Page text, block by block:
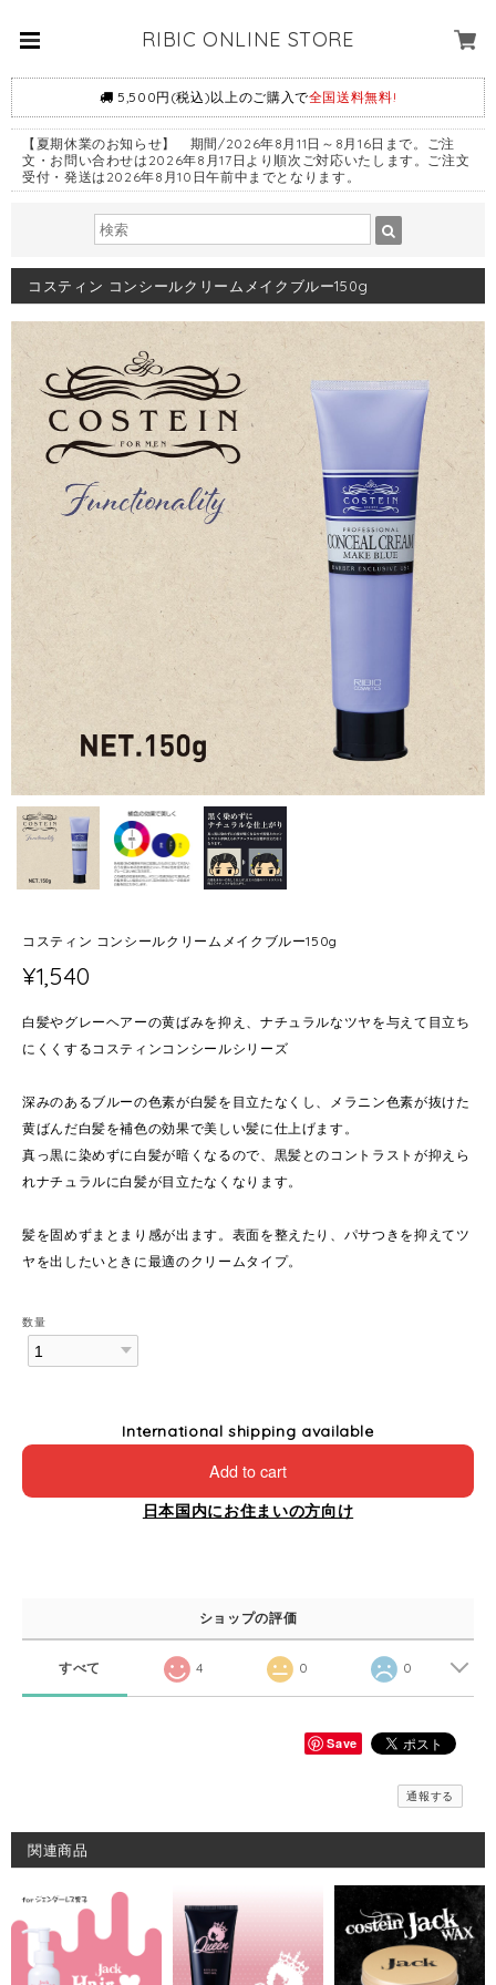
RIBIC ONLINE STORE
5,500円(税込)以上のご購入で全国送料無料!
【夏期休業のお知らせ】 期間/2026年8月11日～8月16日まで。ご注
文・お問い合わせは2026年8月17日より順次ご対応いたします。ご注文
受付・発送は2026年8月10日午前中までとなります。
コスティン コンシールクリームメイクブルー150g
コスティン コンシールクリームメイクブルー150g
¥1,540
白髪やグレーヘアーの黄ばみを抑え、ナチュラルなツヤを与えて目立ち
にくくするコスティンコンシールシリーズ
深みのあるブルーの色素が白髪を目立たなくし、メラニン色素が抜けた
黄ばんだ白髪を補色の効果で美しい髪に仕上げます。
真っ黒に染めずに白髪が暗くなるので、黒髪とのコントラストが抑えら
れナチュラルに白髪が目立たなくなります。
髪を固めずまとまり感が出ます。表面を整えたり、パサつきを抑えてツ
ヤを出したいときに最適のクリームタイプ。
数量
International shipping available
Add to cart
日本国内にお住まいの方向け
ショップの評価
すべて 4 0 0
Save
通報する
関連商品